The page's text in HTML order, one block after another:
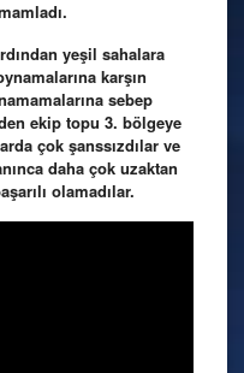
yeşil sahalara
karşın
sebep
ekip topu 3. bölgeye
çok şanssızdılar ve
daha çok uzaktan
olamadılar.